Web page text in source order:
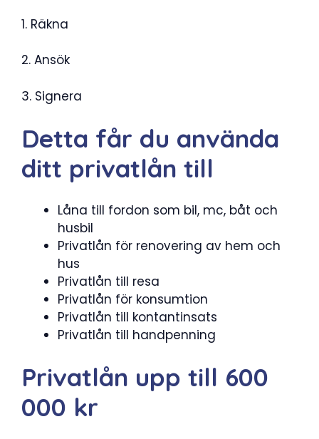
1. Räkna
2. Ansök
3. Signera
Detta får du använda
ditt privatlån till
Låna till fordon som bil, mc, båt och
husbil
Privatlån för renovering av hem och
hus
Privatlån till resa
Privatlån för konsumtion
Privatlån till kontantinsats
Privatlån till handpenning
Privatlån upp till 600
000 kr